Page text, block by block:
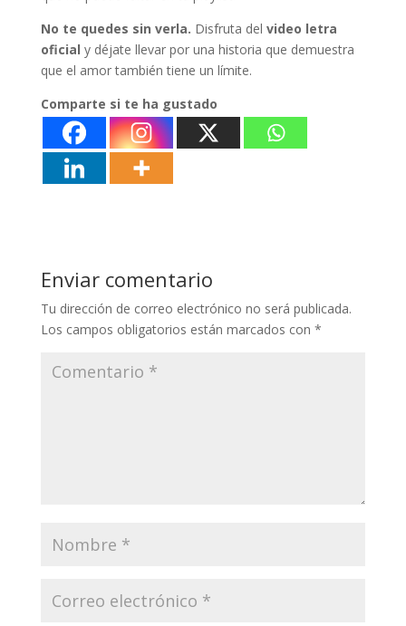
No te quedes sin verla. Disfruta del video letra
oficial y déjate llevar por una historia que demuestra
que el amor también tiene un límite.
Comparte si te ha gustado
Enviar comentario
Tu dirección de correo electrónico no será publicada.
Los campos obligatorios están marcados con *